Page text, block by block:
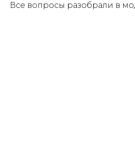
Все вопросы разобрали в